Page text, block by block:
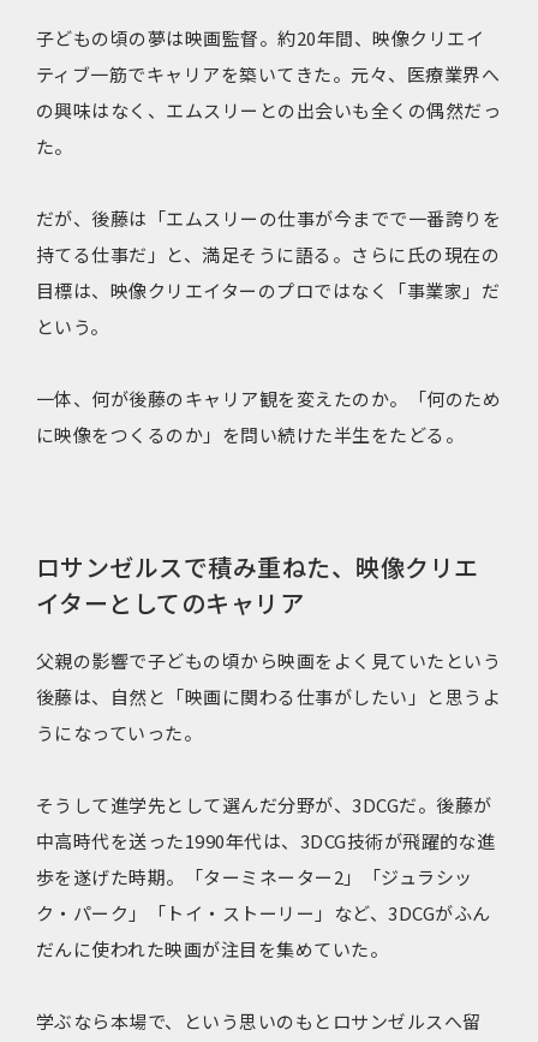
子どもの頃の夢は映画監督。約20年間、映像クリエイ
ティブ一筋でキャリアを築いてきた。元々、医療業界へ
の興味はなく、エムスリーとの出会いも全くの偶然だっ
た。
だが、後藤は「エムスリーの仕事が今までで一番誇りを
持てる仕事だ」と、満足そうに語る。さらに氏の現在の
目標は、映像クリエイターのプロではなく「事業家」だ
という。
一体、何が後藤のキャリア観を変えたのか。「何のため
に映像をつくるのか」を問い続けた半生をたどる。
ロサンゼルスで積み重ねた、映像クリエ
イターとしてのキャリア
父親の影響で子どもの頃から映画をよく見ていたという
後藤は、自然と「映画に関わる仕事がしたい」と思うよ
うになっていった。
そうして進学先として選んだ分野が、3DCGだ。後藤が
中高時代を送った1990年代は、3DCG技術が飛躍的な進
歩を遂げた時期。「ターミネーター2」「ジュラシッ
ク・パーク」「トイ・ストーリー」など、3DCGがふん
だんに使われた映画が注目を集めていた。
学ぶなら本場で、という思いのもとロサンゼルスへ留